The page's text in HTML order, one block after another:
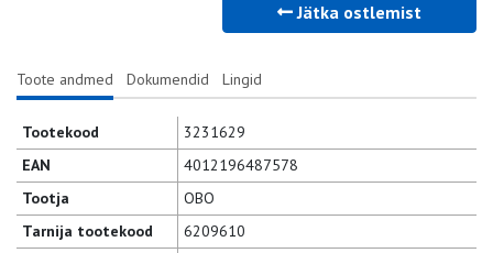
Jätka ostlemist
Toote andmed Dokumendid Lingid
Tootekood
3231629
EAN
4012196487578
Tootja
OBO
Tarnija tootekood
6209610